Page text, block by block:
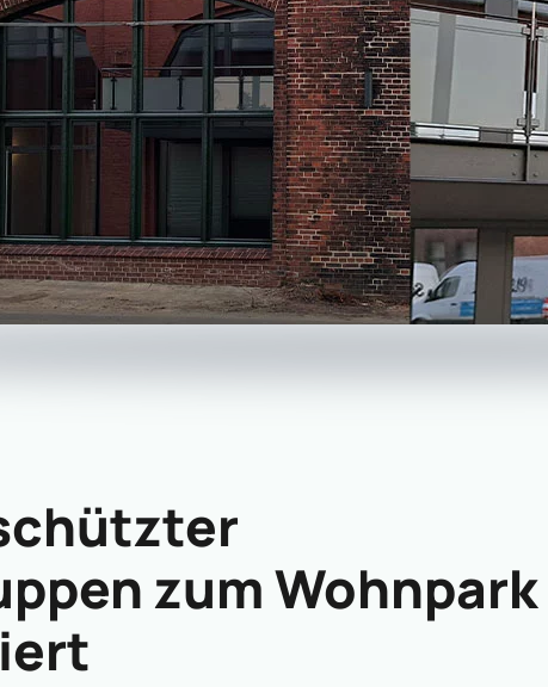
zum Wohnpark